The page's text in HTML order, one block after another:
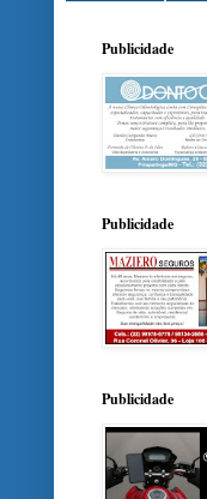
Publicidade
Publicidade
Publicidade